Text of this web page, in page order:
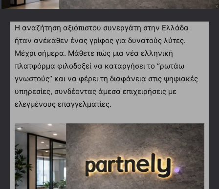
Η αναζήτηση αξιόπιστου συνεργάτη στην Ελλάδα
ήταν ανέκαθεν ένας γρίφος για δυνατούς λύτες.
Μέχρι σήμερα. Μάθετε πώς μια νέα ελληνική
πλατφόρμα φιλοδοξεί να καταργήσει το “ρωτάω
γνωστούς” και να φέρει τη διαφάνεια στις ψηφιακές
υπηρεσίες, συνδέοντας άμεσα επιχειρήσεις με
ελεγμένους επαγγελματίες.